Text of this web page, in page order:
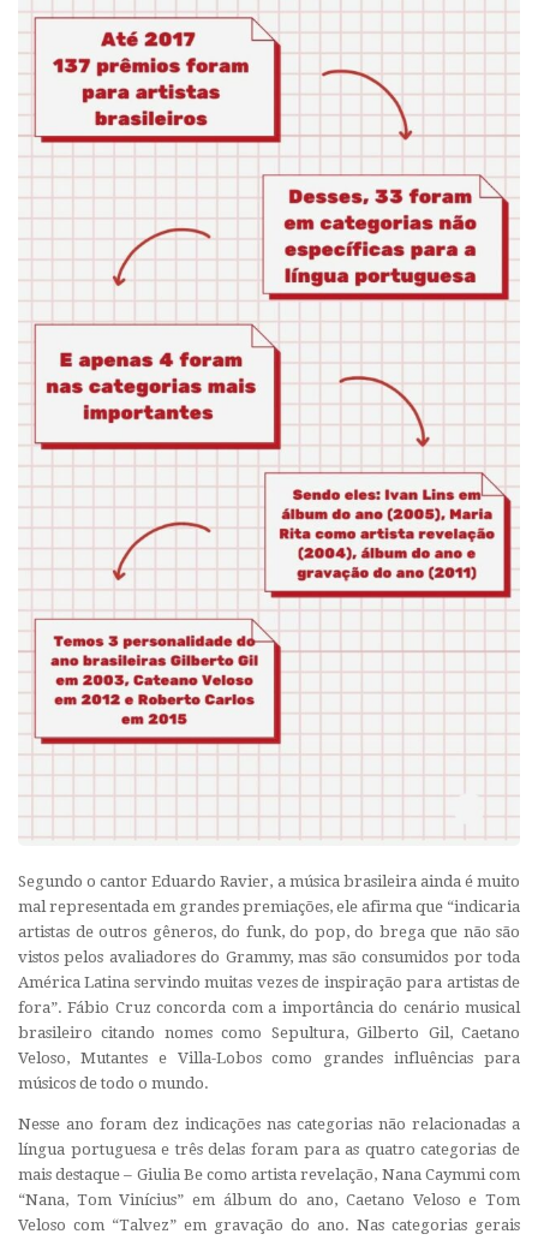
Segundo o cantor Eduardo Ravier, a música brasileira ainda é muito
mal representada em grandes premiações, ele afirma que “indicaria
artistas de outros gêneros, do funk, do pop, do brega que não são
vistos pelos avaliadores do Grammy, mas são consumidos por toda
América Latina servindo muitas vezes de inspiração para artistas de
fora”. Fábio Cruz concorda com a importância do cenário musical
brasileiro citando nomes como Sepultura, Gilberto Gil, Caetano
Veloso, Mutantes e Villa-Lobos como grandes influências para
músicos de todo o mundo.
Nesse ano foram dez indicações nas categorias não relacionadas a
língua portuguesa e três delas foram para as quatro categorias de
mais destaque – Giulia Be como artista revelação, Nana Caymmi com
“Nana, Tom Vinícius” em álbum do ano, Caetano Veloso e Tom
Veloso com “Talvez” em gravação do ano. Nas categorias gerais